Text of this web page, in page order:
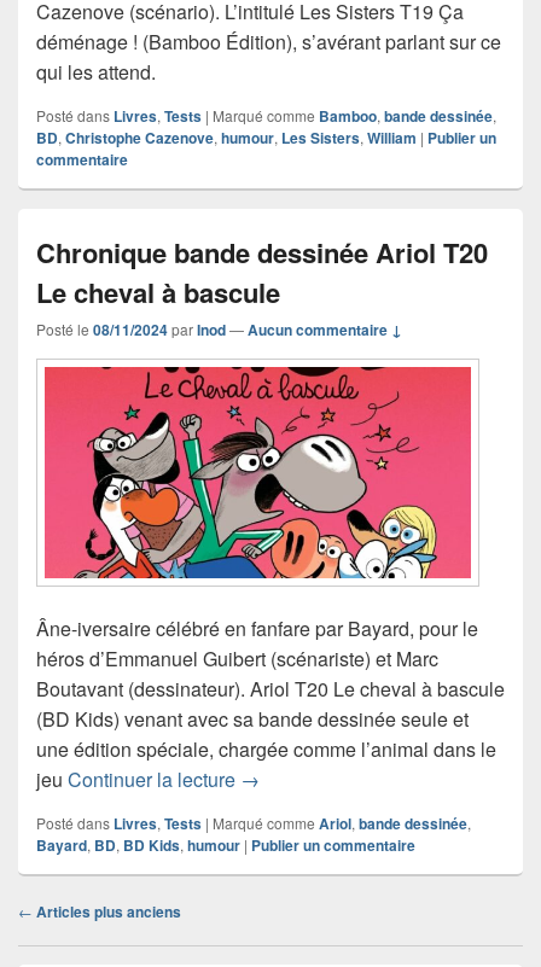
Cazenove (scénario). L’intitulé Les Sisters T19 Ça
déménage ! (Bamboo Édition), s’avérant parlant sur ce
qui les attend.
Posté dans Livres, Tests | Marqué comme Bamboo, bande dessinée,
BD, Christophe Cazenove, humour, Les Sisters, William | Publier un
commentaire
Chronique bande dessinée Ariol T20
Le cheval à bascule
Posté le 08/11/2024parInod—Aucun commentaire ↓
Âne-iversaire célébré en fanfare par Bayard, pour le
héros d’Emmanuel Guibert (scénariste) et Marc
Boutavant (dessinateur). Ariol T20 Le cheval à bascule
(BD Kids) venant avec sa bande dessinée seule et
une édition spéciale, chargée comme l’animal dans le
jeu Continuer la lecture Chronique bande dessinée Ariol
→
Posté dans Livres,Tests | Marqué comme Ariol,bande dessinée,
Bayard, BD, BD Kids,humour | Publier un commentaire
Navigation
← Articles plus anciens